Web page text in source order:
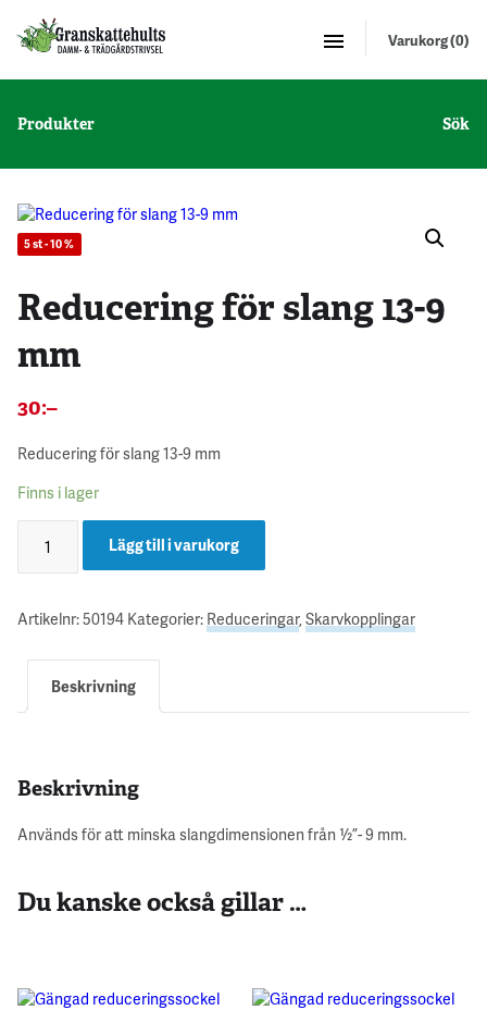
Varukorg (0)
Produkter Sök
5 st - 10 %
Reducering för slang 13-9
mm
30:–
Reducering för slang 13-9 mm
Finns i lager
Lägg till i varukorg
Artikelnr:50194 Kategorier: Reduceringar, Skarvkopplingar
Beskrivning
Beskrivning
Används för att minska slangdimensionen från ½”- 9 mm.
Du kanske också gillar …